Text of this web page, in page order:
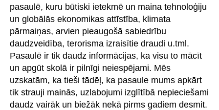
pasaulē, kuru būtiski ietekmē un maina tehnoloģiju
un globālās ekonomikas attīstība, klimata
pārmaiņas, arvien pieaugošā sabiedrību
daudzveidība, terorisma izraisītie draudi u.tml.
Pasaulē ir tik daudz informācijas, ka visu to mācīt
un apgūt skolā ir pilnīgi neiespējami. Mēs
uzskatām, ka tieši tādēļ, ka pasaule mums apkārt
tik strauji mainās, uzlabojumi izglītībā nepieciešami
daudz vairāk un biežāk nekā pirms gadiem desmit.